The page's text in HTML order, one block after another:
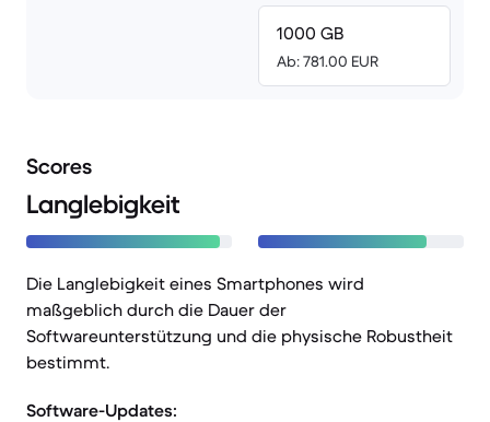
1000 GB
Ab: 781.00 EUR
Scores
Langlebigkeit
Die Langlebigkeit eines Smartphones wird
maßgeblich durch die Dauer der
Softwareunterstützung und die physische Robustheit
bestimmt.
Software-Updates: